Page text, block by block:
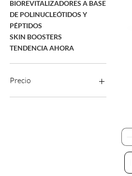
BIOREVITALIZADORES A BASE
DE POLINUCLEÓTIDOS Y
PÉPTIDOS
SKIN BOOSTERS
TENDENCIA AHORA
Precio